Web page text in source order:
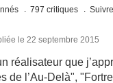
797 critiques
le 22 septembre 2015
réalisateur que
de l’Au-Delà",